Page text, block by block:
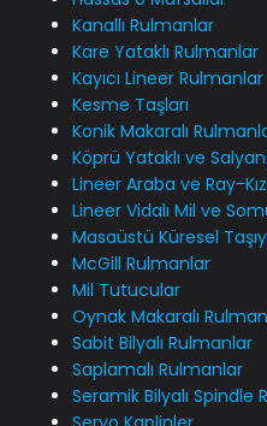
Kanallı Rulmanlar
Kare Yataklı Rulmanlar
Kayıcı Lineer Rulmanlar
Kesme Taşları
Konik Makaralı
Köprü Yataklı ve
Lineer Araba ve Ray-
Lineer Vidalı Mil ve
Masaüstü Küresel
McGill Rulmanlar
Mil Tutucular
Oynak Makaralı
Sabit Bilyalı Rulmanlar
Saplamalı Rulmanlar
Seramik Bilyalı Spindle